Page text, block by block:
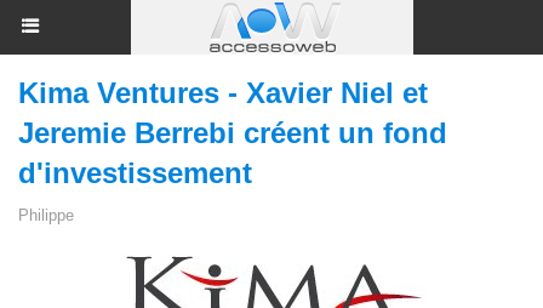
Kima Ventures - Xavier Niel et
Jeremie Berrebi créent un fond
d'investissement
Philippe